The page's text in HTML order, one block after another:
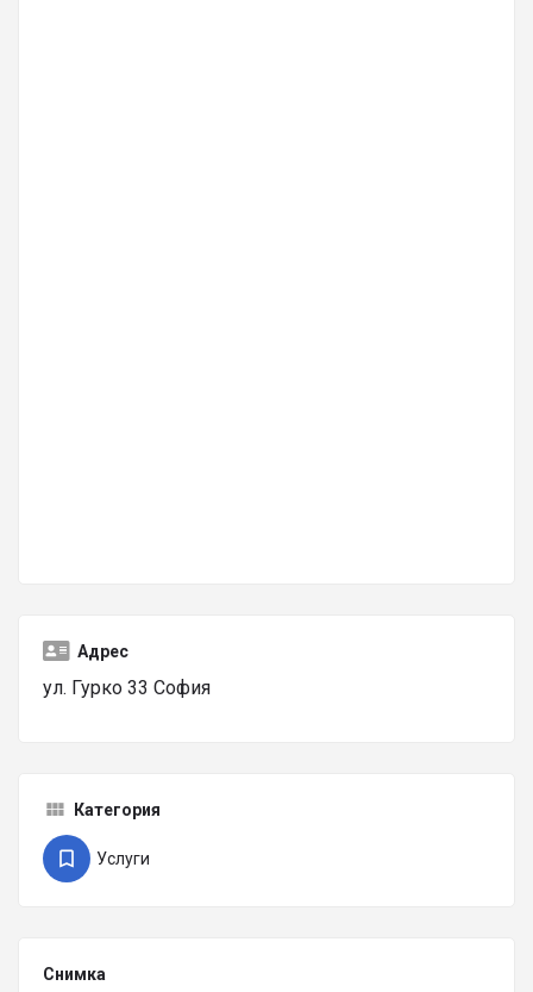
Адрес
ул. Гурко 33 София
Категория
Услуги
Снимка